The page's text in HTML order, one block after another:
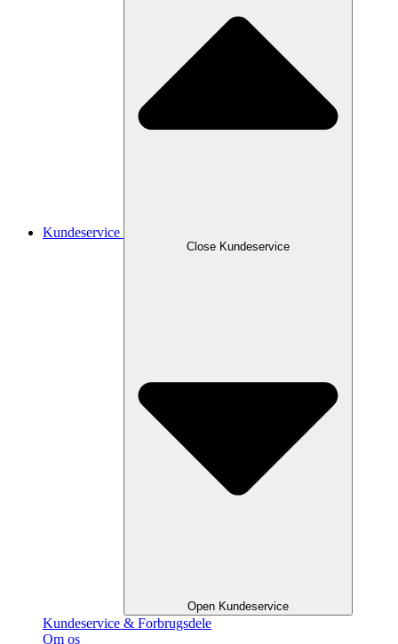
Kundeservice
Close Kundeservice
Open Kundeservice
Kundeservice & Forbrugsdele
Om os